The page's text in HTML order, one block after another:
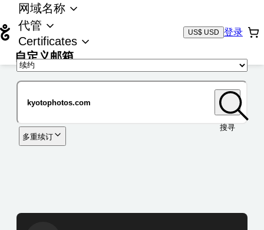
网域名称
代管
Certificates
自定义邮箱
US$ USD 登录
搜寻
多重续订